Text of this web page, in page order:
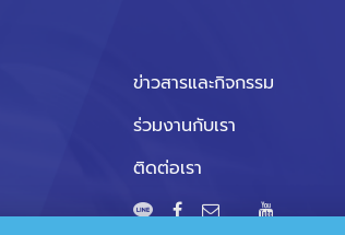
ข่าวสารและกิจกรรม
ร่วมงานกับเรา
ติดต่อเรา